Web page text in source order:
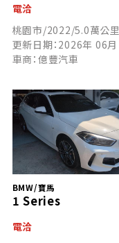
電洽
桃園市/2022/5.0萬公里
更新日期：2026年 06月
車商：億豐汽車
BMW/寶馬
1 Series
電洽